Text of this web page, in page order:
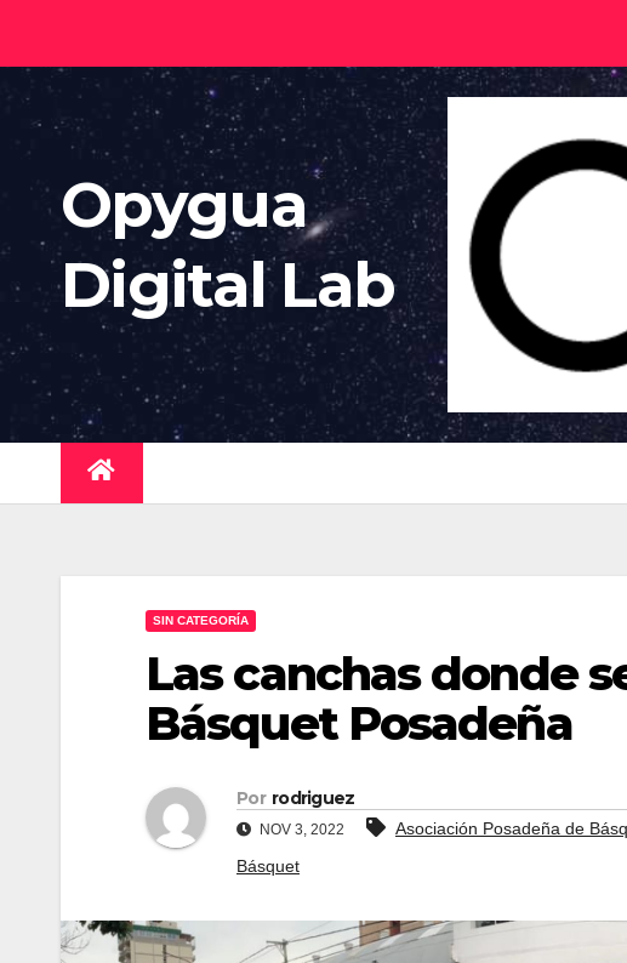
Opygua
Digital Lab
SIN CATEGORÍA
Las canchas donde
Básquet Posadeña
Por rodriguez
NOV 3, 2022 Asociación Posadeña de
Básquet